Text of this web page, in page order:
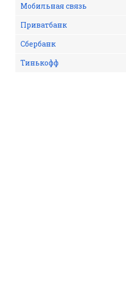
Мобильная связь
Приватбанк
Сбербанк
Тинькофф